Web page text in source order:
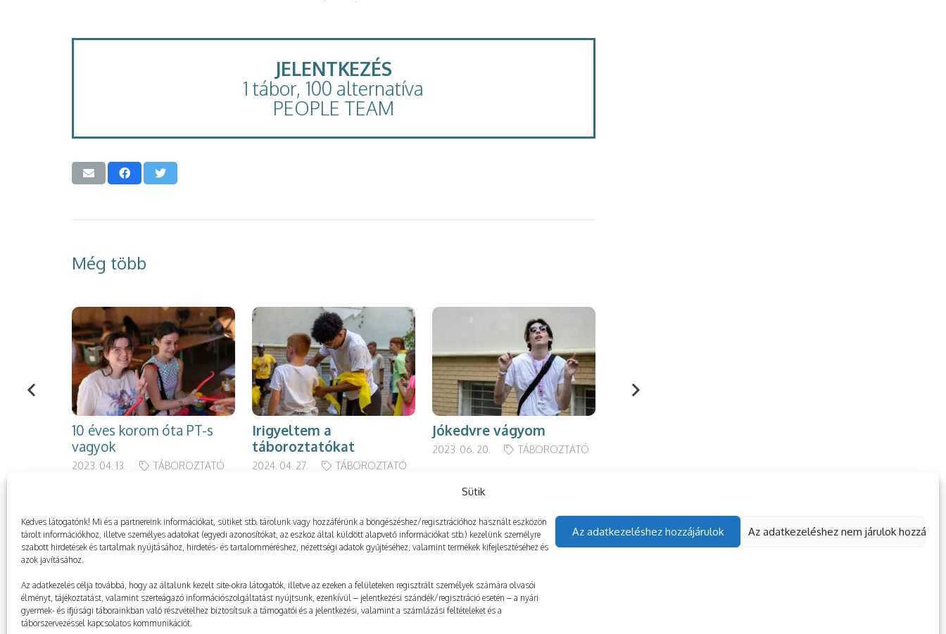
Sütik
Kedves látogatónk! Mi és a partnereink információkat, sütiket stb. tárolunk vagy hozzáférünk a böngészéshez/regisztrációhoz használt eszközön
tárolt információkhoz, illetve személyes adatokat (egyedi azonosítókat, az eszköz által küldött alapvető információkat stb.) kezelünk személyre
szabott hirdetések és tartalmak nyújtásához, hirdetés- és tartalomméréshez, nézettségi adatok gyűjtéséhez, valamint termékek kifejlesztéséhez és
azok javításához.
Az adatkezelés célja továbbá, hogy az általunk kezelt site-okra látogatók, illetve az ezeken a felületeken regisztrált személyek számára olvasói
élményt, tájékoztatást, valamint szerteágazó információszolgáltatást nyújtsunk, ezenkívül – jelentkezési szándék/regisztráció esetén – a nyári
gyermek- és ifjúsági táborainkban való részvételhez biztosítsuk a támogatói és a jelentkezési, valamint a számlázási feltételeket és a
táborszervezéssel kapcsolatos kommunikációt.
Az adatkezeléshez hozzájárulok Az adatkezeléshez nem járulok hozzá
JELENTKEZÉS
1 tábor, 100 alternatíva
PEOPLE TEAM
Még több
10 éves korom óta PT-s
vagyok
2023. 04. 13. TÁBOROZTATÓ
Irigyeltem a
táboroztatókat
2024. 04. 27. TÁBOROZTATÓ
Jókedvre vágyom
2023. 06. 20. TÁBOROZTATÓ